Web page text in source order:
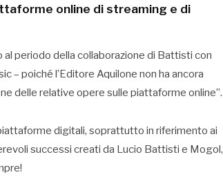
online di streaming e di
periodo della collaborazione di Battisti con
– poiché l’Editore Aquilone non ha ancora
delle relative opere sulle piattaforme online”.
digitali, soprattutto in riferimento ai
successi creati da Lucio Battisti e Mogol,